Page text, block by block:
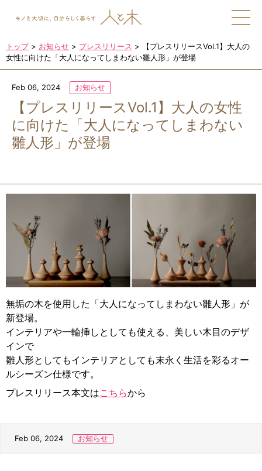
トップ> お知らせ > プレスリリース >
【プレスリリースVol.1】大人の
女性に向けた「大人になってしまわない雛人形」が登場
Feb 06, 2024 お知らせ
【プレスリリースVol.1】大人の女性
に向けた「大人になってしまわない
雛人形」が登場
無垢の木を使用した「大人になってしまわない雛人形」が
新登場。
インテリアや一輪挿しとしても使える、美しい木目のデザ
インで
雛人形としてもインテリアとしても末永く生活を彩るオー
ルシーズン仕様です。
プレスリリース本文はこちらから
Feb 06, 2024 お知らせ